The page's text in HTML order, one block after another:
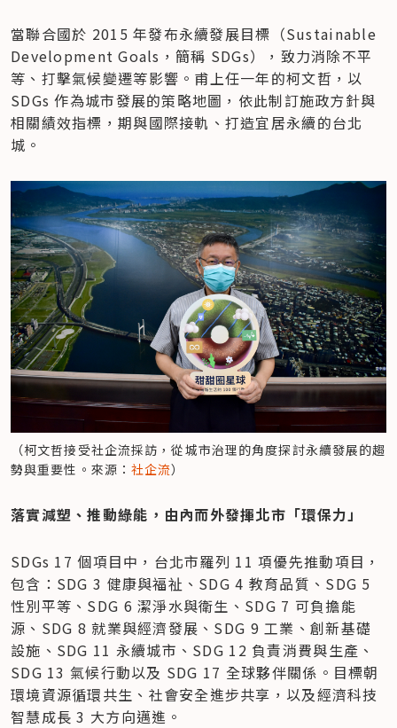
當聯合國於 2015 年發布永續發展目標（Sustainable
Development Goals，簡稱 SDGs），致力消除不平
等、打擊氣候變遷等影響。甫上任一年的柯文哲，以
SDGs 作為城市發展的策略地圖，依此制訂施政方針與
相關績效指標，期與國際接軌、打造​宜居永續的台北
城。
（柯文哲接受社企流採訪，從城市治理的角度探討永續發展的趨
勢與重要性。來源：社企流）
落實減塑、推動綠能，由內而外發揮北市「環保力」
SDGs 17 個項目中，台北市羅列 11 項優先推動項目，
包含：SDG 3 健康與福祉、SDG 4 教育品質、SDG 5
性別平等、SDG 6 潔淨水與衛生、SDG 7 可負擔能
源、SDG 8 就業與經濟發展、SDG 9 工業、創新基礎
設施、SDG 11 永續城市、SDG 12 負責消費與生產、
SDG 13 氣候行動以及 SDG 17 全球夥伴關係。目標朝
環境資源循環共生、社會安全進步共享，以及經濟科技
智慧成長 3 大方向邁進。